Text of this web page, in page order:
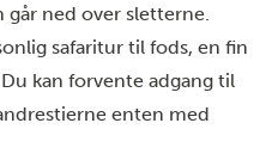
går ned over sletterne.
safaritur til fods, en fin
kan forvente adgang til
enten med